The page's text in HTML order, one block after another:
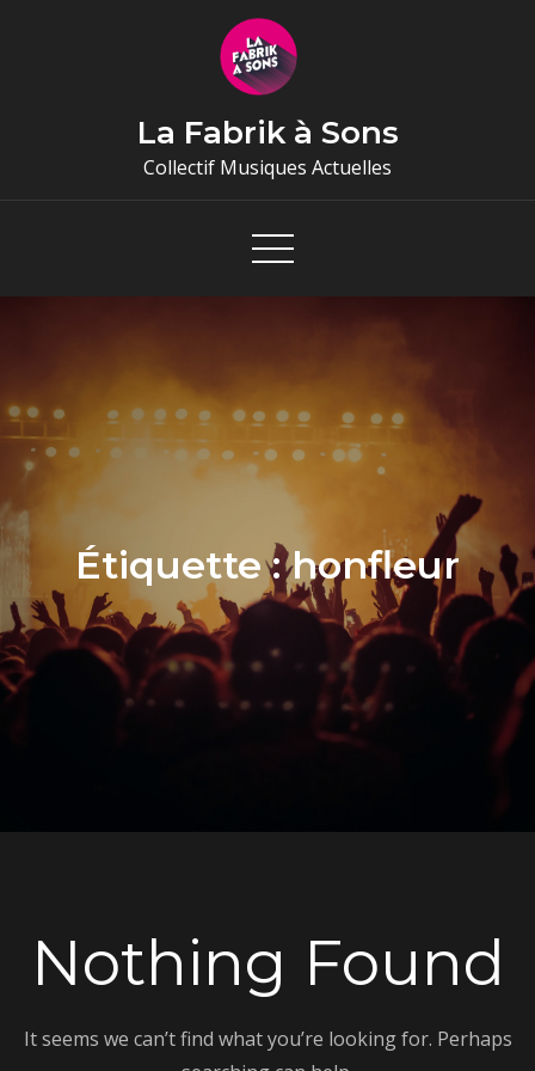
La Fabrik à Sons
Collectif Musiques Actuelles
Étiquette :honfleur
Nothing Found
It seems we can’t find what you’re looking for. Perhaps